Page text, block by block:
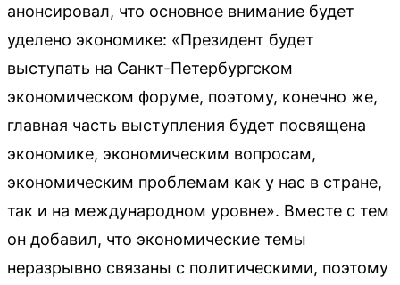
анонсировал, что основное внимание будет
уделено экономике: «Президент будет
выступать на Санкт-Петербургском
экономическом форуме, поэтому, конечно же,
главная часть выступления будет посвящена
экономике, экономическим вопросам,
экономическим проблемам как у нас в стране,
так и на международном уровне». Вместе с тем
он добавил, что экономические темы
неразрывно связаны с политическими, поэтому